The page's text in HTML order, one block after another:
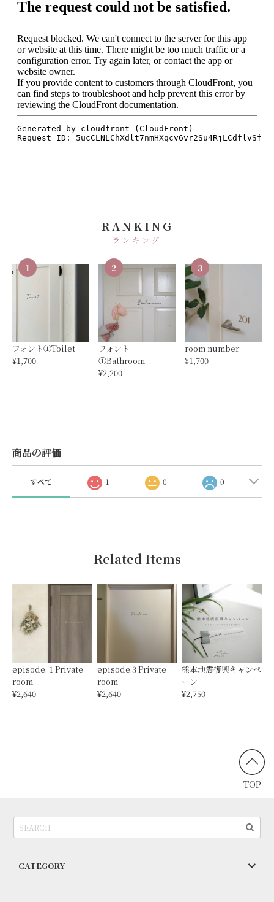
RANKING
ランキング
1
フォント①Toilet
¥1,700
2
フォント
①Bathroom
¥2,200
3
room number
¥1,700
商品の評価
すべて 1 0 0
Related Items
episode. 1 Private
room
¥2,640
episode.3 Private
room
¥2,640
熊本地震復興キャンペ
ーン
¥2,750
TOP
CATEGORY